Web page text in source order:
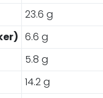
23.6 g
6.6 g
5.8 g
14.2 g